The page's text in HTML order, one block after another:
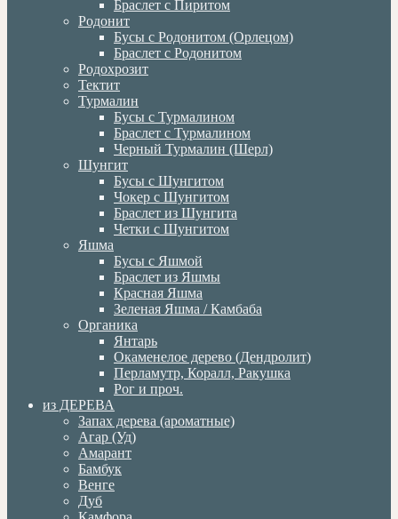
Браслет с Пиритом
Родонит
Бусы с Родонитом (Орлецом)
Браслет с Родонитом
Родохрозит
Тектит
Турмалин
Бусы с Турмалином
Браслет с Турмалином
Черный Турмалин (Шерл)
Шунгит
Бусы с Шунгитом
Чокер с Шунгитом
Браслет из Шунгита
Четки с Шунгитом
Яшма
Бусы с Яшмой
Браслет из Яшмы
Красная Яшма
Зеленая Яшма / Камбаба
Органика
Янтарь
Окаменелое дерево (Дендролит)
Перламутр, Коралл, Ракушка
Рог и проч.
из ДЕРЕВА
Запах дерева (ароматные)
Агар (Уд)
Амарант
Бамбук
Венге
Дуб